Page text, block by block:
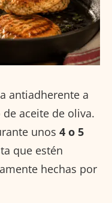
antiadherente a
aceite de oliva.
unos 4 o 5
que estén
hechas por